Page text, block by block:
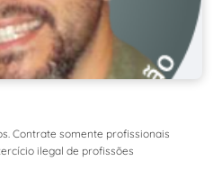
Contrate somente profissionais
ilegal de profissões